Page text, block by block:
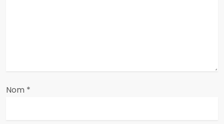
r
Nom *